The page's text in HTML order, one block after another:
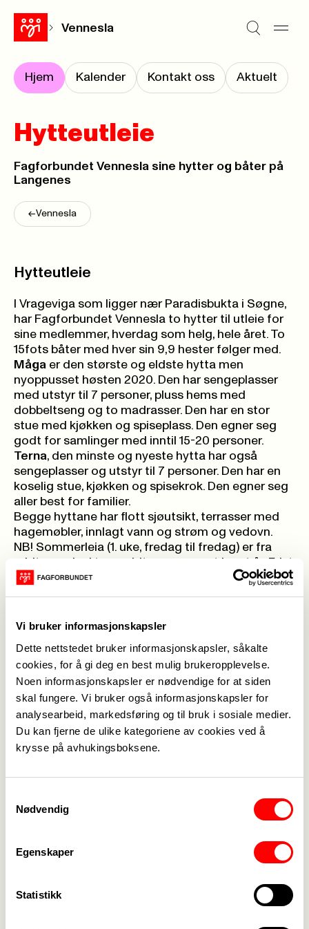
Vi bruker informasjonskapsler
Dette nettstedet bruker informasjonskapsler, såkalte
cookies, for å gi deg en best mulig brukeropplevelse.
Noen informasjonskapsler er nødvendige for at siden
skal fungere. Vi bruker også informasjonskapsler for
analysearbeid, markedsføring og til bruk i sosiale medier.
Du kan fjerne de ulike kategoriene av cookies ved å
krysse på avhukingsboksene.
Nødvendig
Egenskaper
Statistikk
Vennesla
Hjem Kalender Kontakt oss Aktuelt
Hytteutleie
Fagforbundet Vennesla sine hytter og båter på
Langenes
<-Vennesla
Hytteutleie
I Vrageviga som ligger nær Paradisbukta i Søgne,
har Fagforbundet Vennesla to hytter til utleie for
sine medlemmer, hverdag som helg, hele året. To
15fots båter med hver sin 9,9 hester følger med.
Måga er den største og eldste hytta men
nyoppusset høsten 2020. Den har sengeplasser
med utstyr til 7 personer, pluss hems med
dobbeltseng og to madrasser. Den har en stor
stue med kjøkken og spiseplass. Den egner seg
godt for samlinger med inntil 15-20 personer.
Terna, den minste og nyeste hytta har også
sengeplasser og utstyr til 7 personer. Den har en
koselig stue, kjøkken og spisekrok. Den egner seg
aller best for familier.
Begge hyttane har flott sjøutsikt, terrasser med
hagemøbler, innlagt vann og strøm og vedovn.
NB! Sommerleia (1. uke, fredag til fredag) er fra
midten av juni tom midten av august hvert år. Frist
for å søke er 30. april. Rett etter utfører
gir ekstra poeng som øker sjansen i trekningen,
Dato for dugnadene annonseres når det nærmer
seg.
Priser Kveld
Helg
(2
netter/3
dager)
Uke
(fred-
fred)
Helg
sesong
Uke
sesong
Med
500,- 700,-
dugnad
1000,-
foreninger)
Ønsker du å leie? Ta kontakt med Hyttestyret:
hege.therese.lochner@vennesla.kommune.no